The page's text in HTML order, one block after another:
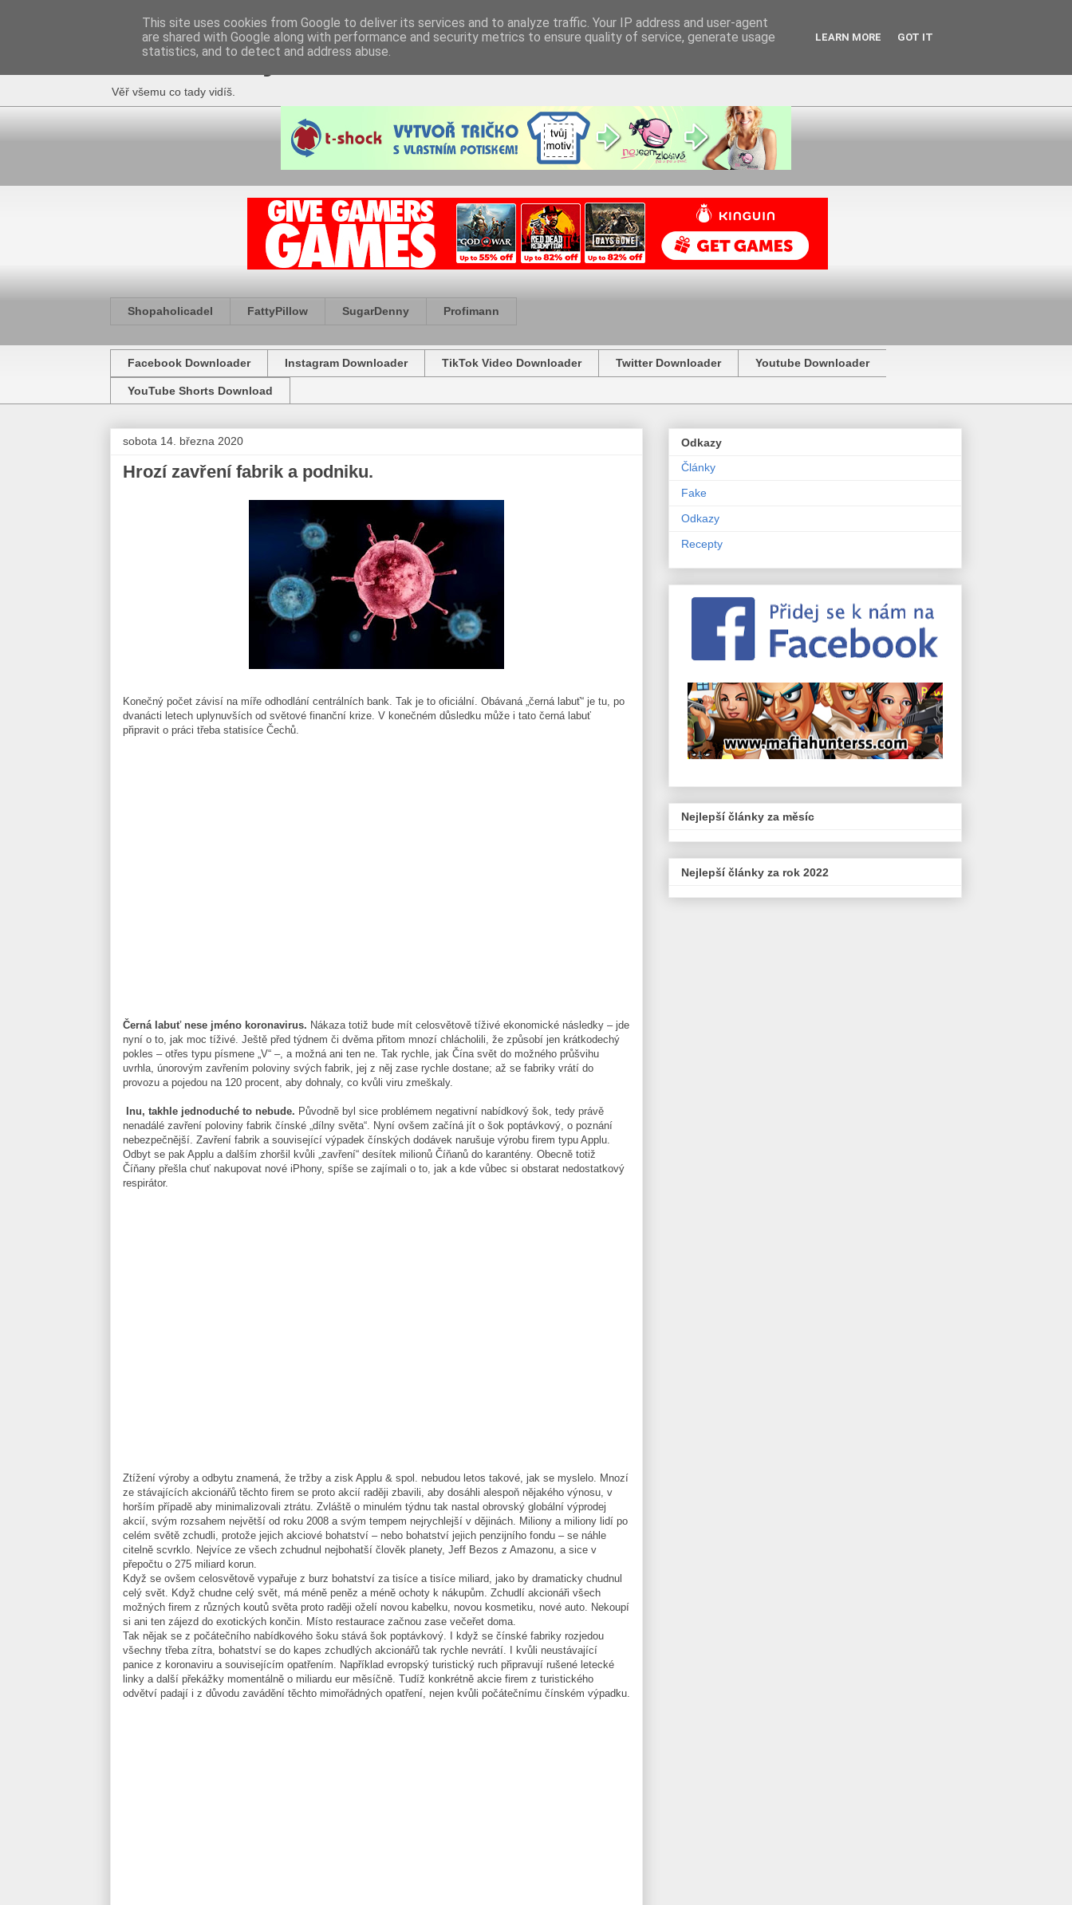
Fakečlánky
Věř všemu co tady vidíš.
Shopaholicadel FattyPillow SugarDenny Profimann
Facebook Downloader Instagram Downloader TikTok Video Downloader Twitter Downloader Youtube Downloader
YouTube Shorts Download
sobota 14. března 2020
Hrozí zavření fabrik a podniku.
Konečný počet závisí na míře odhodlání centrálních bank. Tak je to oficiální. Obávaná „černá labuť“ je tu, po
dvanácti letech uplynuvších od světové finanční krize. V konečném důsledku může i tato černá labuť
připravit o práci třeba statisíce Čechů.
Černá labuť nese jméno koronavirus. Nákaza totiž bude mít celosvětově tíživé ekonomické následky – jde
nyní o to, jak moc tíživé. Ještě před týdnem či dvěma přitom mnozí chlácholili, že způsobí jen krátkodechý
pokles – otřes typu písmene „V“ –, a možná ani ten ne. Tak rychle, jak Čína svět do možného průšvihu
uvrhla, únorovým zavřením poloviny svých fabrik, jej z něj zase rychle dostane; až se fabriky vrátí do
provozu a pojedou na 120 procent, aby dohnaly, co kvůli viru zmeškaly.
Inu, takhle jednoduché to nebude. Původně byl sice problémem negativní nabídkový šok, tedy právě
nenadálé zavření poloviny fabrik čínské „dílny světa“. Nyní ovšem začíná jít o šok poptávkový, o poznání
nebezpečnější. Zavření fabrik a související výpadek čínských dodávek narušuje výrobu firem typu Applu.
Odbyt se pak Applu a dalším zhoršil kvůli „zavření“ desítek milionů Číňanů do karantény. Obecně totiž
Číňany přešla chuť nakupovat nové iPhony, spíše se zajímali o to, jak a kde vůbec si obstarat nedostatkový
respirátor.
Ztížení výroby a odbytu znamená, že tržby a zisk Applu & spol. nebudou letos takové, jak se myslelo. Mnozí
ze stávajících akcionářů těchto firem se proto akcií raději zbavili, aby dosáhli alespoň nějakého výnosu, v
horším případě aby minimalizovali ztrátu. Zvláště o minulém týdnu tak nastal obrovský globální výprodej
akcií, svým rozsahem největší od roku 2008 a svým tempem nejrychlejší v dějinách. Miliony a miliony lidí po
celém světě zchudli, protože jejich akciové bohatství – nebo bohatství jejich penzijního fondu – se náhle
citelně scvrklo. Nejvíce ze všech zchudnul nejbohatší člověk planety, Jeff Bezos z Amazonu, a sice v
přepočtu o 275 miliard korun.
Když se ovšem celosvětově vypařuje z burz bohatství za tisíce a tisíce miliard, jako by dramaticky chudnul
celý svět. Když chudne celý svět, má méně peněz a méně ochoty k nákupům. Zchudlí akcionáři všech
možných firem z různých koutů světa proto raději oželí novou kabelku, novou kosmetiku, nové auto. Nekoupí
si ani ten zájezd do exotických končin. Místo restaurace začnou zase večeřet doma.
Tak nějak se z počátečního nabídkového šoku stává šok poptávkový. I když se čínské fabriky rozjedou
všechny třeba zítra, bohatství se do kapes zchudlých akcionářů tak rychle nevrátí. I kvůli neustávající
panice z koronaviru a souvisejícím opatřením. Například evropský turistický ruch připravují rušené letecké
linky a další překážky momentálně o miliardu eur měsíčně. Tudíž konkrétně akcie firem z turistického
odvětví padají i z důvodu zavádění těchto mimořádných opatření, nejen kvůli počátečnímu čínském výpadku.
Odkazy
Články
Fake
Odkazy
Recepty
Nejlepší články za měsíc
Nejlepší články za rok 2022
This site uses cookies from Google to deliver its services and to analyze traffic. Your IP address and user-agent
are shared with Google along with performance and security metrics to ensure quality of service, generate usage
statistics, and to detect and address abuse.
LEARN MORE GOT IT